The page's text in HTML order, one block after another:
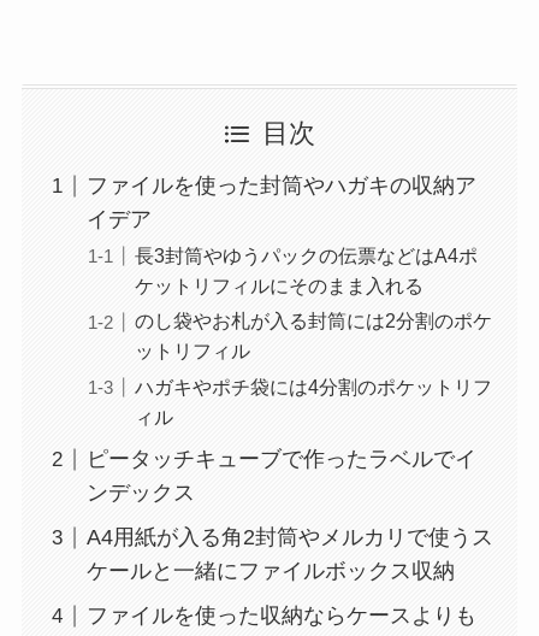
目次
ファイルを使った封筒やハガキの収納ア
イデア
長3封筒やゆうパックの伝票などはA4ポ
ケットリフィルにそのまま入れる
のし袋やお札が入る封筒には2分割のポケ
ットリフィル
ハガキやポチ袋には4分割のポケットリフ
ィル
ピータッチキューブで作ったラベルでイ
ンデックス
A4用紙が入る角2封筒やメルカリで使うス
ケールと一緒にファイルボックス収納
ファイルを使った収納ならケースよりも